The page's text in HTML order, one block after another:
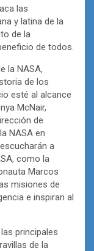
las
y latina de la
de la
de todos.
la NASA,
de los
esté al alcance
McNair,
de
NASA en
a
como la
Marcos
misiones de
e inspiran al
principales
de la